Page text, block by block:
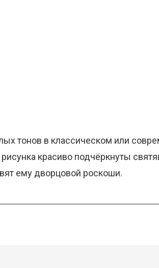
тонов в классическом или
красиво подчёркнуты
ему дворцовой роскоши.